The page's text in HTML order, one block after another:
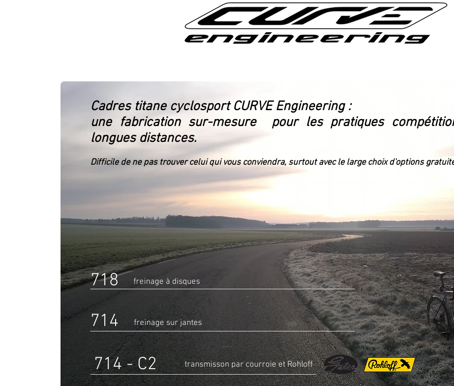
714
718
714 - C2
freinage sur jantes
freinage à disques
transmisson par courroie et Rohloff
Cadres titane cyclosport CURVE Engineering :
une fabrication sur-mesure pour les pratiques
longues distances.
Difficile de ne pas trouver celui qui vous conviendra, surtout avec le large choix d'options